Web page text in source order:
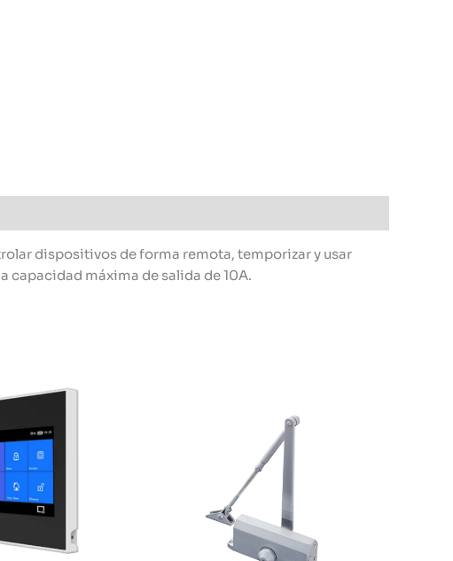
dispositivos de forma remota, temporizar y usar
capacidad máxima de salida de 10A.